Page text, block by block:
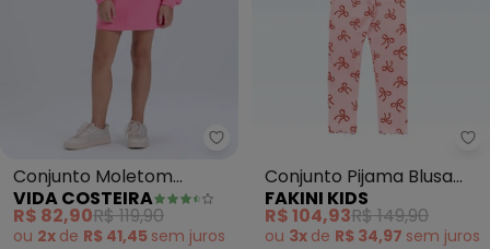
Vida Costeira - Conjunto
Conjunto Moletom
Cropped Gatinho com
Saia (Pink)
VIDA COSTEIRA
R$ 82,90R$ 119,90
ou 2x de R$ 41,45 sem juros
Conjunto Pijama Blusa
Manga Longa e Calça
(Rosa)
FAKINI KIDS
R$ 104,93R$ 149,90
ou 3x de R$ 34,97 sem juros